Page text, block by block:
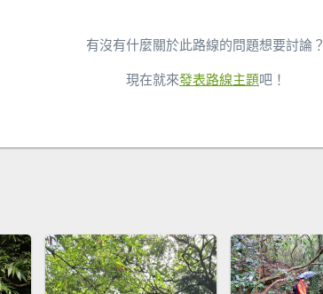
有沒有什麼關於此路線的問題想要討論？
現在就來發表路線主題吧！